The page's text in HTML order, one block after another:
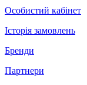
Особистий кабінет
Історія замовлень
Бренди
Партнери